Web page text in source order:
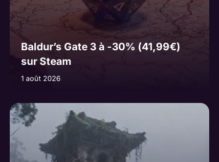
Baldur’s Gate 3 à -30% (41,99€)
sur Steam
1 août 2026